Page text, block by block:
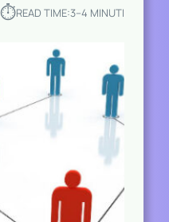
⏱︎READ TIME:3–4 MINUTI